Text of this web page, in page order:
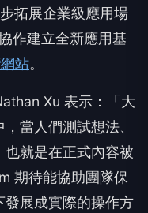
拓展企業級應用場
作建立全新應用基
站。
Xu 表示：「大
當人們測試想法、
就是在正式內容被
期待能協助團隊保
發展成實際的操作方